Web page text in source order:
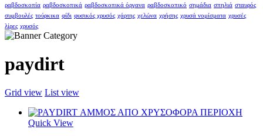
ραβδοσκοπία ραβδοσκοπικά ραβδοσκοπικά όργανα ραβδοσκοπικό σημάδια σπηλιά σταυρός
συμβουλές τούρκικα φίδι φυσικός χρυσός χάρτης χελώνα χρήσης χρυσά νομίσματα χρυσές
λίρες χρυσός
paydirt
Grid view List view
Quick View